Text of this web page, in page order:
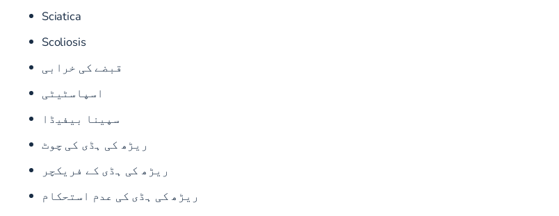
Sciatica
Scoliosis
قبضے کی خرابی
اسپاسٹیٹی
سپینا بیفیڈا
ریڑھ کی ہڈی کی چوٹ
ریڑھ کی ہڈی کے فریکچر
ریڑھ کی ہڈی کی عدم استحکام